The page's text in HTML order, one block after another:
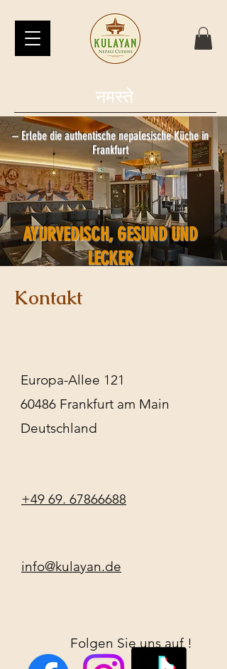
– Erlebe die authentische nepalesische Küche in
Frankfurt
AYURVEDISCH, GESUND UND
LECKER
नमस्ते
Kontakt
Europa-Allee 121
60486 Frankfurt am Main
Deutschland
+49 69. 67866688
info@kulayan.de
Folgen Sie uns auf !